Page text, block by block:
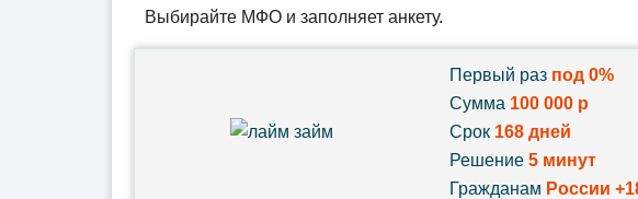
Выбирайте МФО и заполняет анкету.
Первый раз под 0%
Сумма 100 000 р
Срок 168 дней
Решение 5 минут
Гражданам России